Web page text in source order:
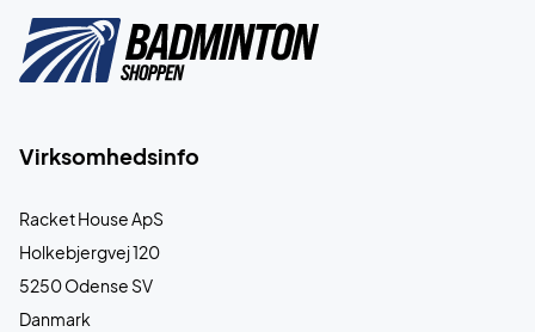
Virksomhedsinfo
Racket House ApS
Holkebjergvej 120
5250 Odense SV
Danmark